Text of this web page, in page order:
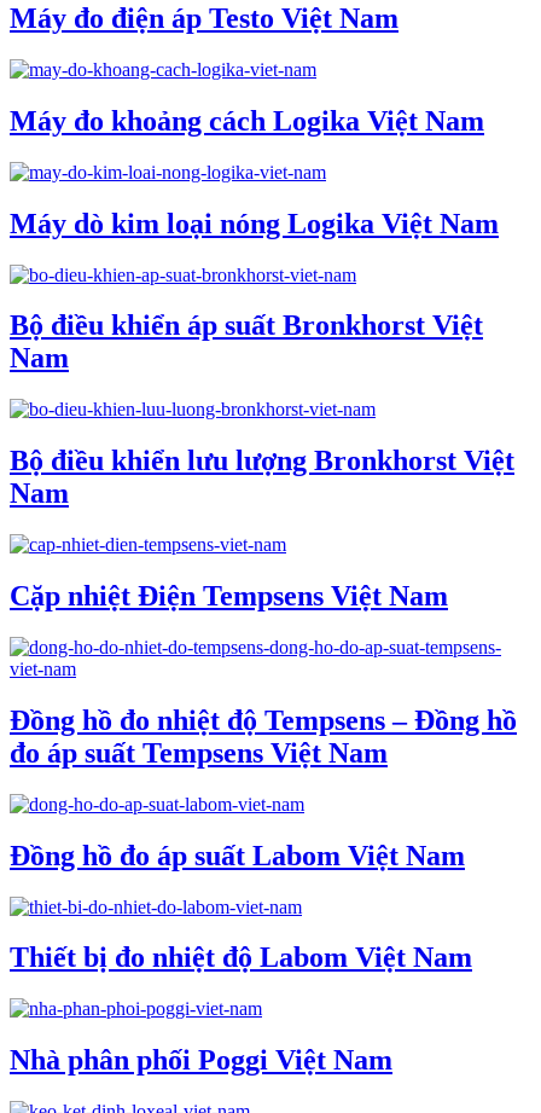
Máy đo điện áp Testo Việt Nam
Máy đo khoảng cách Logika Việt Nam
Máy dò kim loại nóng Logika Việt Nam
Bộ điều khiển áp suất Bronkhorst Việt
Nam
Bộ điều khiển lưu lượng Bronkhorst Việt
Nam
Cặp nhiệt Điện Tempsens Việt Nam
Đồng hồ đo nhiệt độ Tempsens – Đồng hồ
đo áp suất Tempsens Việt Nam
Đồng hồ đo áp suất Labom Việt Nam
Thiết bị đo nhiệt độ Labom Việt Nam
Nhà phân phối Poggi Việt Nam